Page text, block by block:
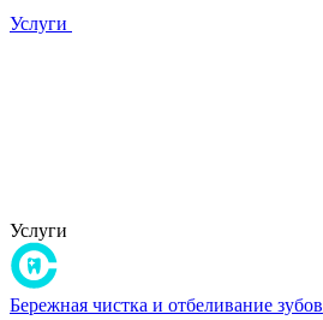
Услуги
Услуги
Бережная чистка и отбеливание зубов